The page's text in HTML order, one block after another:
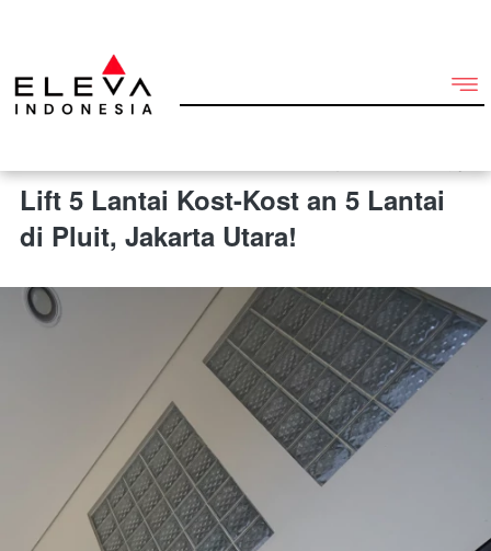
Lift 5 Lantai Kost-Kost an 5 Lantai
di Pluit, Jakarta Utara!